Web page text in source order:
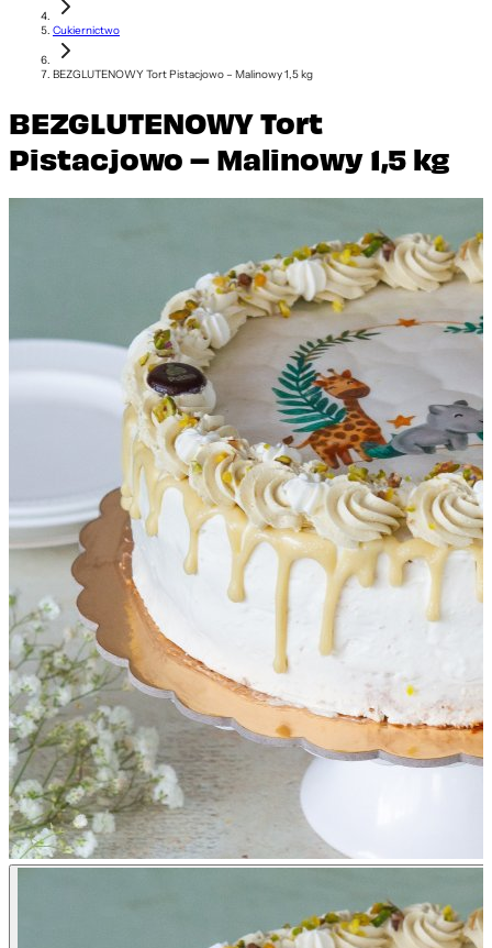
Cukiernictwo
BEZGLUTENOWY Tort Pistacjowo – Malinowy 1,5 kg
BEZGLUTENOWY Tort
Pistacjowo – Malinowy 1,5 kg